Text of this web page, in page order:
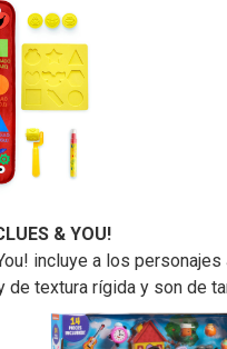
& YOU!
incluye a los
textura rígida y son de